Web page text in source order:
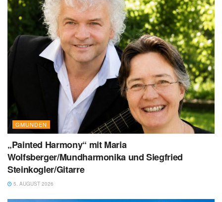
GMUNDEN
„Painted Harmony“ mit Maria
Wolfsberger/Mundharmonika und Siegfried
Steinkogler/Gitarre
5. AUGUST 2026